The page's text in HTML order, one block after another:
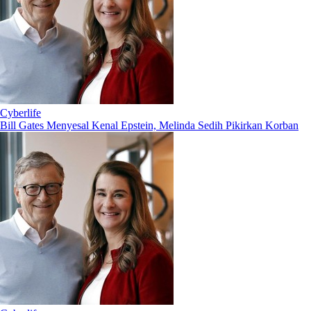
Cyberlife
Bill Gates Menyesal Kenal Epstein, Melinda Sedih Pikirkan Korban